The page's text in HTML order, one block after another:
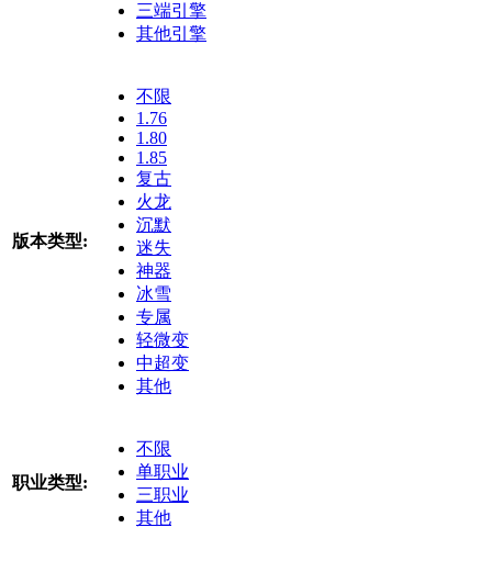
三端引擎
其他引擎
版本类型:
不限
1.76
1.80
1.85
复古
火龙
沉默
迷失
神器
冰雪
专属
轻微变
中超变
其他
职业类型:
不限
单职业
三职业
其他